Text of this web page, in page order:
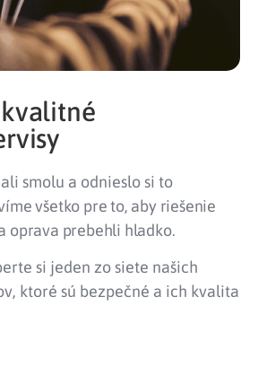
smolu a odnieslo si to
všetko pre to, aby riešenie
oprava prebehli hladko.
si jeden zo siete našich
ktoré sú bezpečné a ich kvalita